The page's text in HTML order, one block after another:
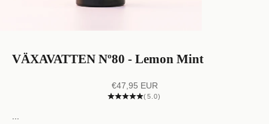
VÄXAVATTEN Nº80 - Lemon Mint
REA-pris
€47,95 EUR
(5.0)